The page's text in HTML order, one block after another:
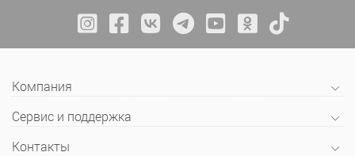
Компания
Сервис и поддержка
Контакты